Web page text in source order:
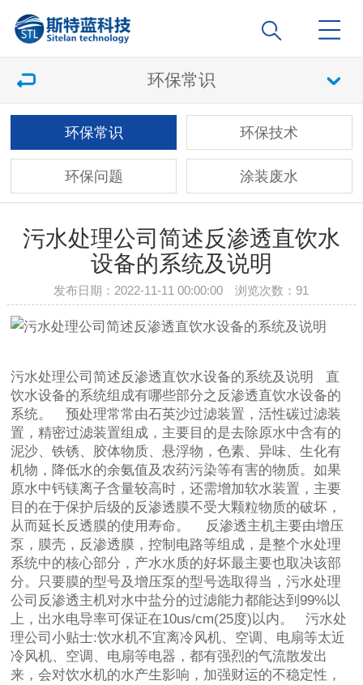
环保常识
环保常识 环保技术
环保问题 涂装废水
污水处理公司简述反渗透直饮水
设备的系统及说明
发布日期：2022-11-11 00:00:00 浏览次数： 91
污水处理公司简述反渗透直饮水设备的系统及说明 直
饮水设备的系统组成有哪些部分之反渗透直饮水设备的
系统。 预处理常常由石英沙过滤装置，活性碳过滤装
置，精密过滤装置组成，主要目的是去除原水中含有的
泥沙、铁锈、胶体物质、悬浮物，色素、异味、生化有
机物，降低水的余氨值及农药污染等有害的物质。如果
原水中钙镁离子含量较高时，还需增加软水装置，主要
目的在于保护后级的反渗透膜不受大颗粒物质的破坏，
从而延长反透膜的使用寿命。 反渗透主机主要由增压
泵，膜壳，反渗透膜，控制电路等组成，是整个水处理
系统中的核心部分，产水水质的好坏最主要也取决该部
分。只要膜的型号及增压泵的型号选取得当，污水处理
公司反渗透主机对水中盐分的过滤能力都能达到99%以
上，出水电导率可保证在10us/cm(25度)以内。 污水处
理公司小贴士:饮水机不宜离冷风机、空调、电扇等太近
冷风机、空调、电扇等电器，都有强烈的气流散发出
来，会对饮水机的水产生影响，加强财运的不稳定性，